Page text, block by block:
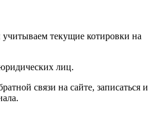
текущие котировки на
лиц.
связи на сайте, записаться и